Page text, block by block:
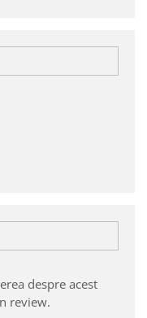
despre acest
review.